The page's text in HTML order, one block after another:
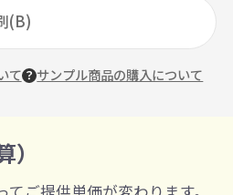
(B)
て サンプル商品の購入について